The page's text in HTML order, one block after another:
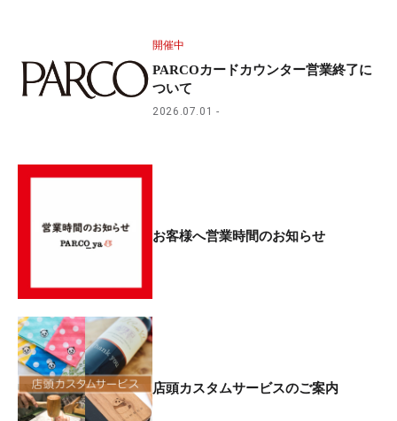
開催中
PARCOカードカウンター営業終了に
ついて
2026.07.01
お客様へ営業時間のお知らせ
店頭カスタムサービスのご案内